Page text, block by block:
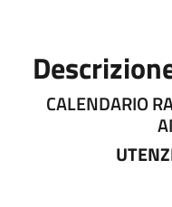
CALENDARIO